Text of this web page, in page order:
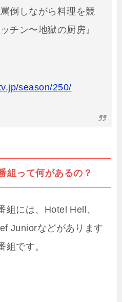
倒しながら料理を競
チン〜地獄の厨房』
season/250/
組って何があるの？
組には、Hotel Hell、
Juniorなどがあります
組です。